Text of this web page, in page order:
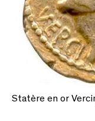
Statère en or